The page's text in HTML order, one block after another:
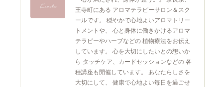
王寺町にある アロマテラピーサロン＆スク
ールです。 穏やかで心地よいアロマトリー
トメントや、 心と身体に働きかけるアロマ
テラピーやハーブなどの 植物療法をお伝え
しています。 心を大切にしたいとの想いか
ら タッチケア、カードセッションなどの 各
種講座も開催しています。 あなたらしさを
大切にして、 健康で心地よい毎日を過ごせ